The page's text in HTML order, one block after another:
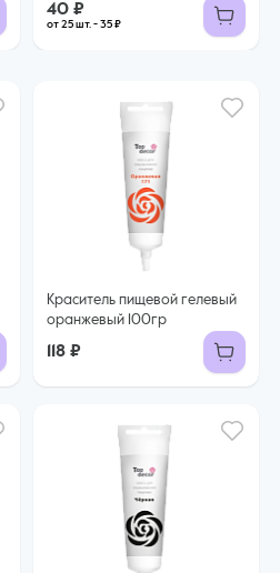
40 ₽
от 25 шт. - 35 ₽
Краситель пищевой гелевый
оранжевый 100гр
118 ₽